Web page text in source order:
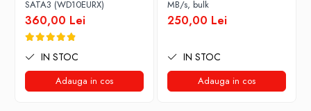
SATA3 (WD10EURX)
360,00 Lei
IN STOC
Adauga in cos
MB/s, bulk
250,00 Lei
IN STOC
Adauga in cos